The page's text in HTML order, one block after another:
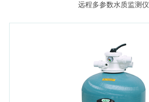
远程多参数水质监测仪